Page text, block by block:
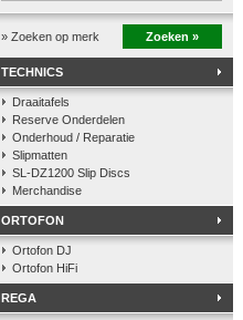
» Zoeken op merk Zoeken »
TECHNICS
Draaitafels
Reserve Onderdelen
Onderhoud / Reparatie
Slipmatten
SL-DZ1200 Slip Discs
Merchandise
ORTOFON
Ortofon DJ
Ortofon HiFi
REGA